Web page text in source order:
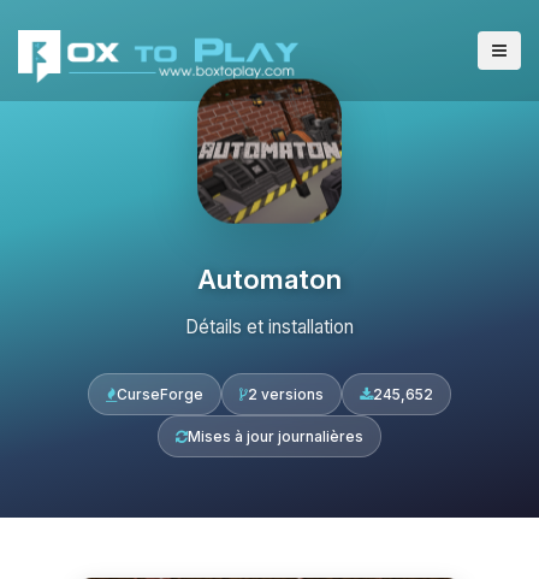
Automaton
Détails et installation
CurseForge 2 versions 245,652
Mises à jour journalières